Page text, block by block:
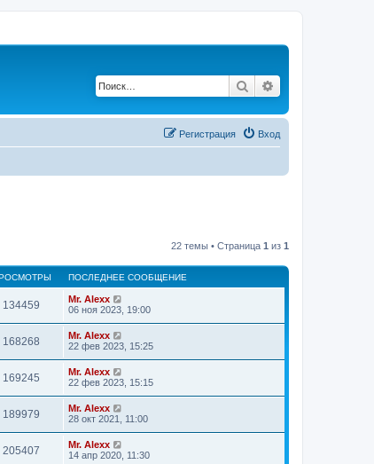
Поиск
Вход
Регистрация
22 темы • Страница 1 из 1
ПОСЛЕДНЕЕ СООБЩЕНИЕ
134459
Mr. Alexx
06 ноя 2023, 19:00
168268
Mr. Alexx
22 фев 2023, 15:25
169245
Mr. Alexx
22 фев 2023, 15:15
189979
Mr. Alexx
28 окт 2021, 11:00
205407
Mr. Alexx
14 апр 2020, 11:30